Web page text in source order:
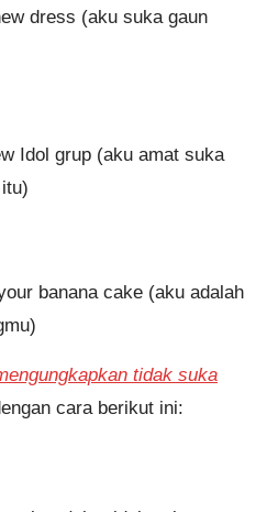
dress (aku suka gaun
Idol grup (aku amat suka
banana cake (aku adalah
tidak suka
cara berikut ini: